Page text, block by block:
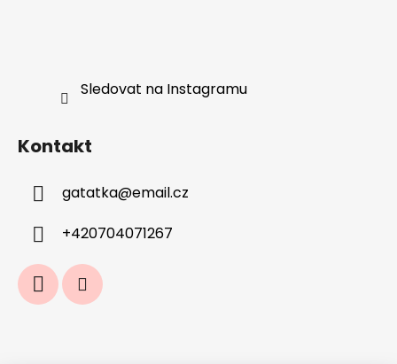
Sledovat na Instagramu
Kontakt
gatatka@email.cz
+420704071267